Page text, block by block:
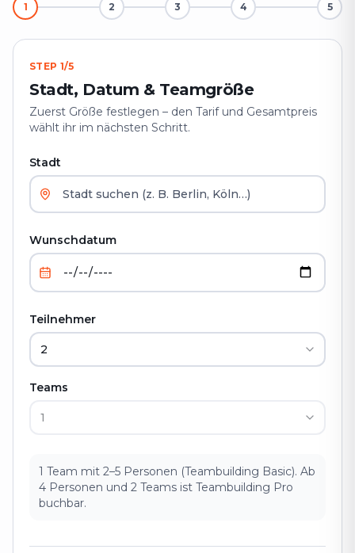
1 2 3 4 5
STEP 1/5
Stadt, Datum & Teamgröße
Zuerst Größe festlegen – den Tarif und Gesamtpreis
wählt ihr im nächsten Schritt.
Stadt
Wunschdatum
Teilnehmer
Teams
1 Team mit 2–5 Personen (Teambuilding Basic). Ab
4 Personen und 2 Teams ist Teambuilding Pro
buchbar.